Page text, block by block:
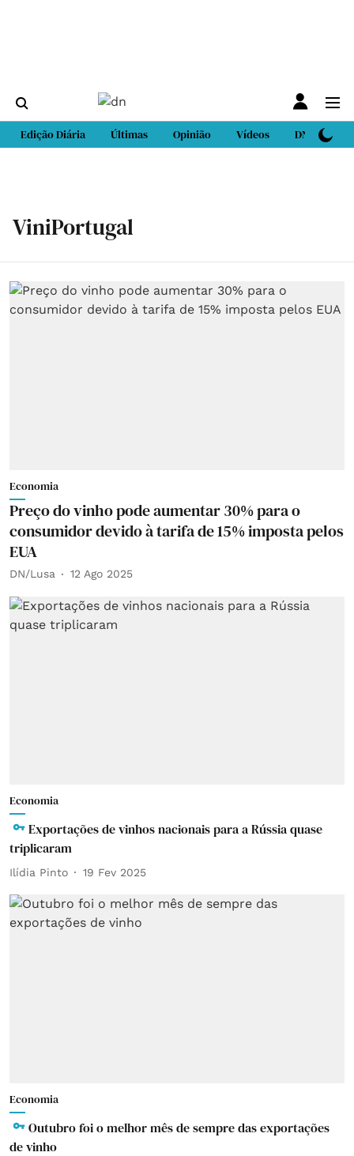
Edição Diária Últimas Opinião Vídeos DN Sport
ViniPortugal
Economia
Preço do vinho pode aumentar 30% para o
consumidor devido à tarifa de 15% imposta pelos
EUA
DN/Lusa 12 Ago 2025
Economia
Exportações de vinhos nacionais para a Rússia quase
triplicaram
Ilídia Pinto 19 Fev 2025
Economia
Outubro foi o melhor mês de sempre das exportações
de vinho